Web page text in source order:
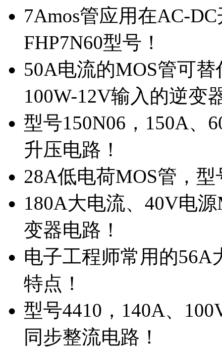
7Amos管应用在AC-
FHP7N60型号！
50A电流的MOS管可
100W-12V输入的逆变
型号150N06，150A、
升压电路！
28A低电荷MOS管，
180A大电流、40V电
变器电路！
电子工程师常用的56A
特点！
型号4410，140A、
同步整流电路！